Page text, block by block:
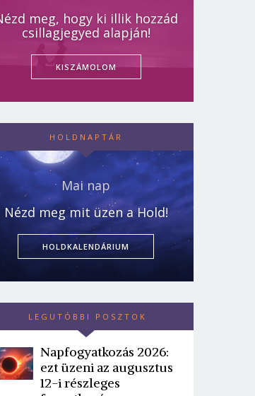
meg, hogy ki illik hozzád
csillagjegyed alapján!
KISZÁMOLOM
HOLDNAPTÁR
Mai nap
Nézd meg mit üzen a Hold!
HOLDKALENDÁRIUM
LEGUTÓBBI POSZTOK
Napfogyatkozás 2026:
ezt üzeni az augusztus
12-i részleges